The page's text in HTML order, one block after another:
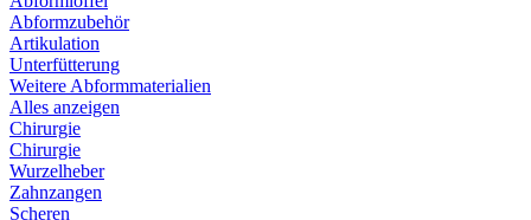
Abformzubehör
Artikulation
Unterfütterung
Weitere Abformmaterialien
Alles anzeigen
Chirurgie
Chirurgie
Wurzelheber
Zahnzangen
Scheren